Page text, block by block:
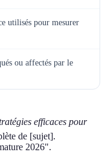
utilisés pour mesurer
ou affectés par le
efficaces pour
de [sujet].
2026".